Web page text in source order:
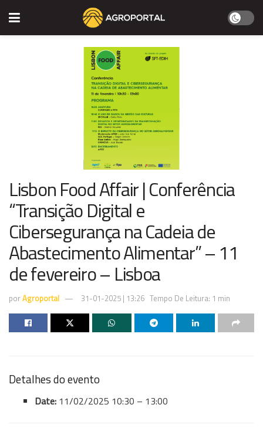
Lisbon Food Affair | Conferência
“Transição Digital e
Cibersegurança na Cadeia de
Abastecimento Alimentar” – 11
de fevereiro – Lisboa
porAgroportal 31-01-2025 | 13:26 Tempo De Leitura: 1 min
Detalhes do evento
Date: 11/02/2025 10:30 – 13:00